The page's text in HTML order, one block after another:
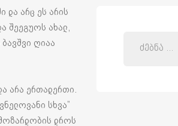
და არც ეს არის
შეეგუოს ახალ,
ღიაა
არა ერთადერთი.
სხვა”
დროს